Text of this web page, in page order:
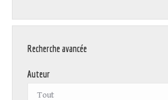
Recherche avancée
Auteur